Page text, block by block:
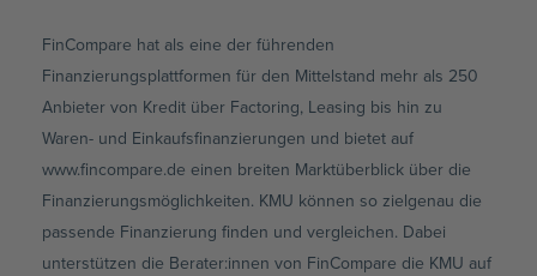
FinCompare hat als eine der führenden
Finanzierungsplattformen für den Mittelstand mehr als 250
Anbieter von Kredit über Factoring, Leasing bis hin zu
Waren- und Einkaufsfinanzierungen und bietet auf
www.fincompare.de einen breiten Marktüberblick über die
Finanzierungsmöglichkeiten. KMU können so zielgenau die
passende Finanzierung finden und vergleichen. Dabei
unterstützen die Berater:innen von FinCompare die KMU auf